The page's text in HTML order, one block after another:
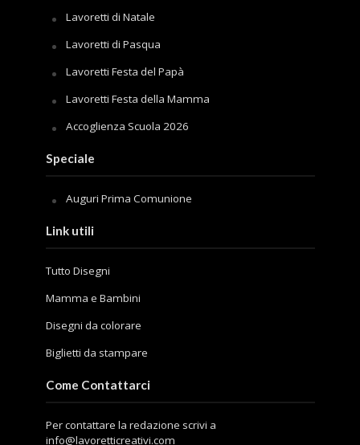
Lavoretti di Natale
Lavoretti di Pasqua
Lavoretti Festa del Papà
Lavoretti Festa della Mamma
Accoglienza Scuola 2026
Speciale
Auguri Prima Comunione
Link utili
Tutto Disegni
Mamma e Bambini
Disegni da colorare
Biglietti da stampare
Come Contattarci
Per contattare la redazione scrivi a
info@lavoretticreativi.com